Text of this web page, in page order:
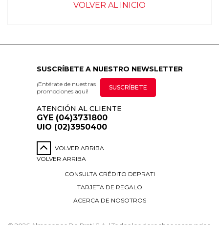
VOLVER AL INICIO
SUSCRÍBETE A NUESTRO NEWSLETTER
¡Entérate de nuestras
promociones aquí!
SUSCRÍBETE
ATENCIÓN AL CLIENTE
GYE (04)3731800
UIO (02)3950400
VOLVER ARRIBA
VOLVER ARRIBA
CONSULTA CRÉDITO DEPRATI
TARJETA DE REGALO
ACERCA DE NOSOTROS